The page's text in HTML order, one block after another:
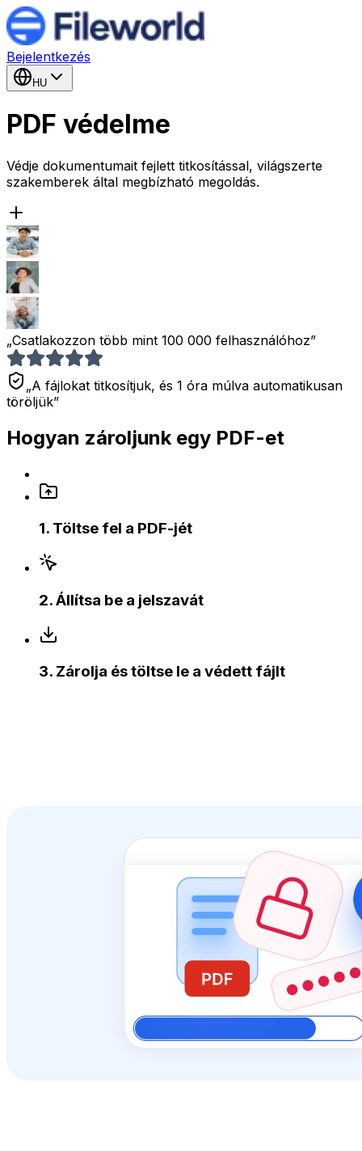
Bejelentkezés
HU
PDF védelme
Védje dokumentumait fejlett titkosítással, világszerte
szakemberek által megbízható megoldás.
„Csatlakozzon több mint 100 000 felhasználóhoz”
„A fájlokat titkosítjuk, és 1 óra múlva automatikusan
töröljük”
Hogyan zároljunk egy PDF-et
1. Töltse fel a PDF-jét
2.Állítsa be a jelszavát
3. Zárolja és töltse le a védett fájlt